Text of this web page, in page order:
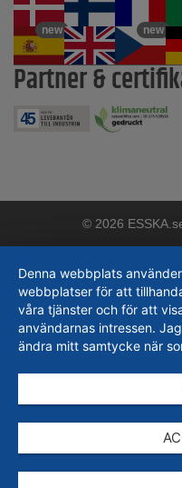
new new
Partner &
© 2026
Denna webbplats
webbplatser för att
våra tjänster och för att
användarnas intressen.
ändra mitt samtycke när